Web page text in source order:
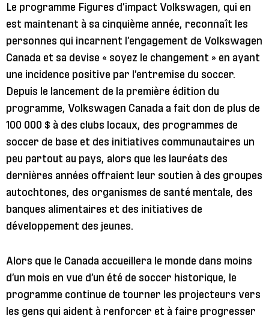
Le programme Figures d’impact Volkswagen, qui en
est maintenant à sa cinquième année, reconnaît les
personnes qui incarnent l’engagement de Volkswagen
Canada et sa devise « soyez le changement » en ayant
une incidence positive par l’entremise du soccer.
Depuis le lancement de la première édition du
programme, Volkswagen Canada a fait don de plus de
100 000 $ à des clubs locaux, des programmes de
soccer de base et des initiatives communautaires un
peu partout au pays, alors que les lauréats des
dernières années offraient leur soutien à des groupes
autochtones, des organismes de santé mentale, des
banques alimentaires et des initiatives de
développement des jeunes.
Alors que le Canada accueillera le monde dans moins
d’un mois en vue d’un été de soccer historique, le
programme continue de tourner les projecteurs vers
les gens qui aident à renforcer et à faire progresser